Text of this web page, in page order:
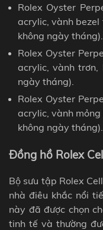
Rolex Oyster
acrylic, vành
không ngày tháng).
Rolex Oyster
acrylic, vành
ngày tháng).
Rolex Oyster
acrylic, vành
không ngày tháng).
Đồng hồ Rolex
Bộ sưu tập Rolex
nhà điêu khắc nổi
này đã được chọn
tinh tế và thường